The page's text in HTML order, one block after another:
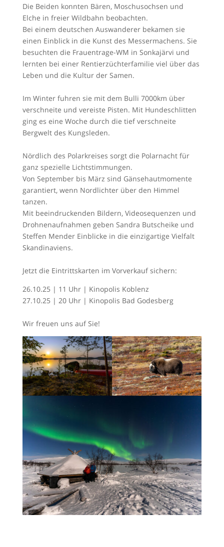
Die Beiden konnten Bären, Moschusochsen und
Elche in freier Wildbahn beobachten.
Bei einem deutschen Auswanderer bekamen sie
einen Einblick in die Kunst des Messermachens. Sie
besuchten die Frauentrage-WM in Sonkajärvi und
lernten bei einer Rentierzüchterfamilie viel über das
Leben und die Kultur der Samen.
Im Winter fuhren sie mit dem Bulli 7000km über
verschneite und vereiste Pisten. Mit Hundeschlitten
ging es eine Woche durch die tief verschneite
Bergwelt des Kungsleden.
Nördlich des Polarkreises sorgt die Polarnacht für
ganz spezielle Lichtstimmungen.
Von September bis März sind Gänsehautmomente
garantiert, wenn Nordlichter über den Himmel
tanzen.
Mit beeindruckenden Bildern, Videosequenzen und
Drohnenaufnahmen geben Sandra Butscheike und
Steffen Mender Einblicke in die einzigartige Vielfalt
Skandinaviens.
Jetzt die Eintrittskarten im Vorverkauf sichern:
26.10.25 | 11 Uhr | Kinopolis Koblenz
27.10.25 | 20 Uhr | Kinopolis Bad Godesberg
Wir freuen uns auf Sie!